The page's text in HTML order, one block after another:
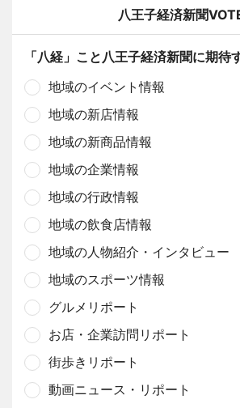
八王子経済新聞
「八経」こと八王子経済新聞に期待
地域のイベント情報
地域の新店情報
地域の新商品情報
地域の企業情報
地域の行政情報
地域の飲食店情報
地域の人物紹介・インタビュー
地域のスポーツ情報
グルメリポート
お店・企業訪問リポート
街歩きリポート
動画ニュース・リポート